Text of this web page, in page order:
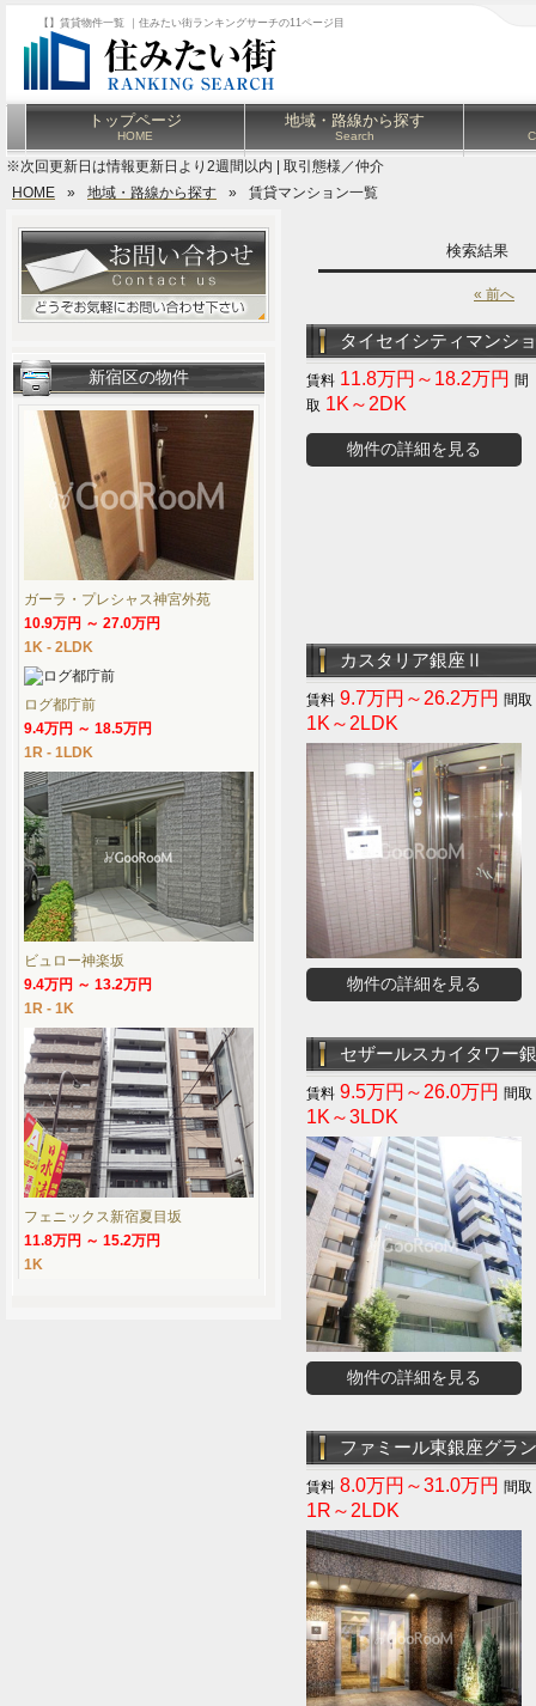
【】賃貸物件一覧 ｜住みたい街ランキングサーチの11ページ目
トップページ
HOME
地域・路線から探す
Search
※次回更新日は情報更新日より2週間以内 | 取引態様／仲介
HOME
» 地域・路線から探す » 賃貸マンション一覧
検索結果
« 前へ
タイセイシティマンシ
11.8万円～18.2万円
1K～2DK
物件の詳細を見る
カスタリア銀座Ⅱ
9.7万円～26.2万円
1K～2LDK
物件の詳細を見る
セザールスカイタワー
9.5万円～26.0万円
1K～3LDK
物件の詳細を見る
ファミール東銀座グラ
8.0万円～31.0万円
1R～2LDK
新宿区の物件
ガーラ・プレシャス神宮外苑
10.9万円 ～ 27.0万円
1K - 2LDK
ログ都庁前
9.4万円 ～ 18.5万円
1R - 1LDK
ビュロー神楽坂
9.4万円 ～ 13.2万円
1R - 1K
フェニックス新宿夏目坂
11.8万円 ～ 15.2万円
1K